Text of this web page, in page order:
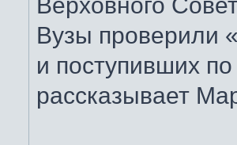
Вузы проверили
и поступивших
рассказывает